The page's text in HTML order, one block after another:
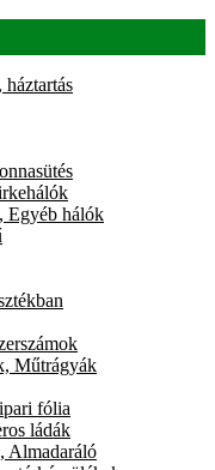
Egyéb hálók
Műtrágyák
fólia
ládák
Almadaráló